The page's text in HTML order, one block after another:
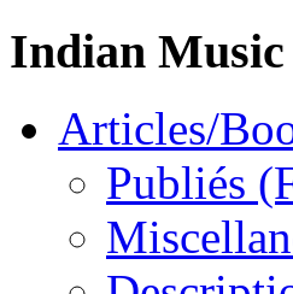
Indian Music
Articles/
Publiés